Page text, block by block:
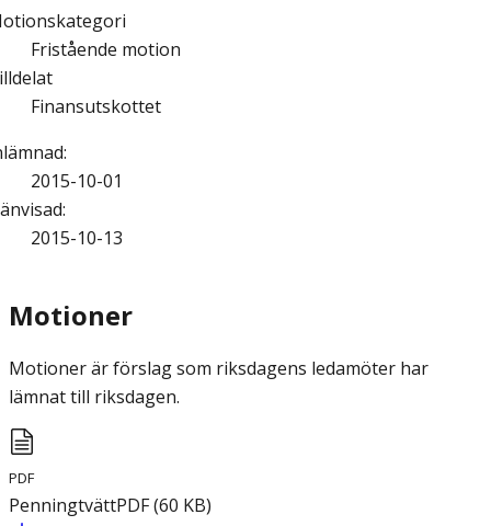
Fristående motion
Finansutskottet
:
2015-10-01
:
2015-10-13
Motioner
Motioner är förslag som riksdagens ledamöter har
lämnat till riksdagen.
PDF
PenningtvättPDF(60 KB)